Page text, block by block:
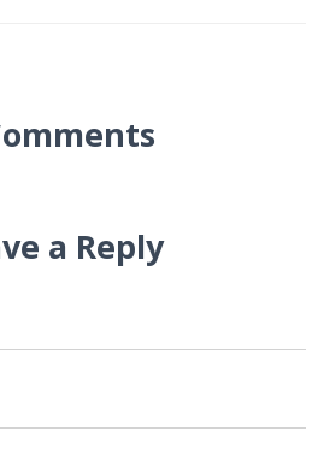
a Reply